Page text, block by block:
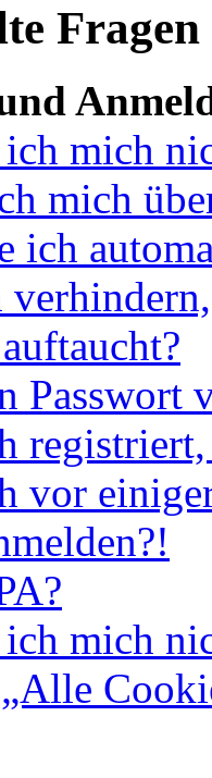
Fragen
mich
mich
ich
Passwort
vor
mich